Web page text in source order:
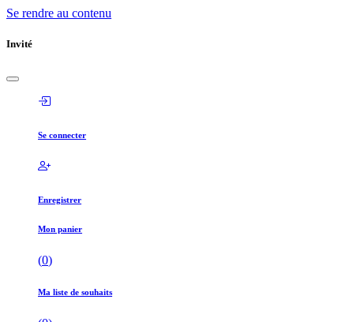
Se rendre au contenu
Invité
Se connecter
Enregistrer
Mon panier
(0)
Ma liste de souhaits